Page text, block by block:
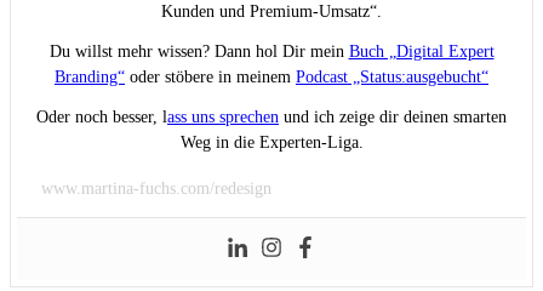
Kunden und Premium-Umsatz“.
Du willst mehr wissen? Dann hol Dir mein Buch „Digital Expert
Branding“ oder stöbere in meinem Podcast „Status:ausgebucht“
Oder noch besser, lass uns sprechen und ich zeige dir deinen smarten
Weg in die Experten-Liga.
www.martina-fuchs.com/redesign